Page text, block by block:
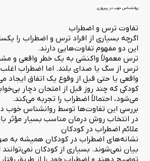
روانشناس خوب در پیروزی
تفاوت ترس و اضطراب
اگرچه بسیاری از افراد ترس و اضطراب را
این دو مفهوم تفاوت‌هایی دارند.
ترس معمولاً واکنشی به یک خطر واقعی و
ترس از سگ یا صدای بلند. اما اضطراب
واقعی یا حتی قبل از وقوع یک اتفاق ایجاد
کودکی که چند روز قبل از امتحان دچار
می‌شود، احتمالاً اضطراب را تجربه می‌کند.
بررسی این تفاوت‌ها توسط روانشناس خوب
در انتخاب روش درمان مناسب بسیار مؤثر
علائم اضطراب در کودکان
نشانه‌های اضطراب در کودکان همیشه به
بیان نمی‌شوند. بسیاری از کودکان